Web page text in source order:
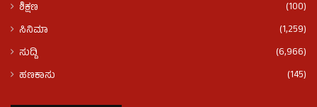
ಶಿಕ್ಷಣ
(100)
ಸಿನಿಮಾ
(1,259)
ಸುದ್ದಿ
(6,966)
ಹಣಕಾಸು
(145)